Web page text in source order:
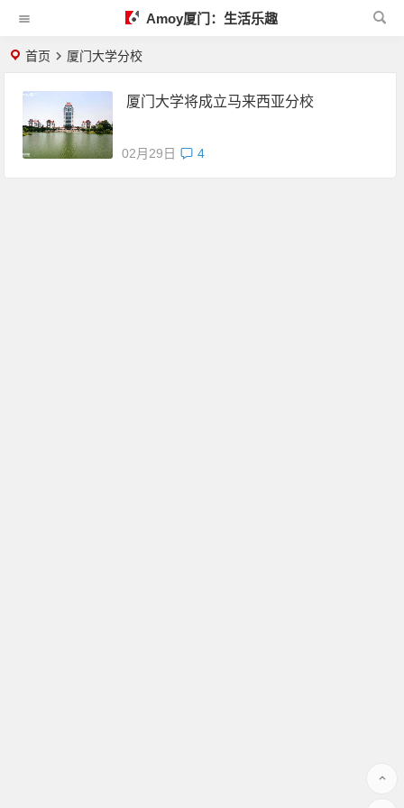
Amoy厦门：生活乐趣
首页 厦门大学分校
厦门大学将成立马来西亚分校
02月29日 4